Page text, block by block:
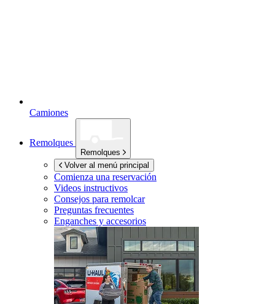
Camiones
Remolques
Remolques
Volver al menú principal
Comienza una reservación
Videos instructivos
Consejos para remolcar
Preguntas frecuentes
Enganches y accesorios